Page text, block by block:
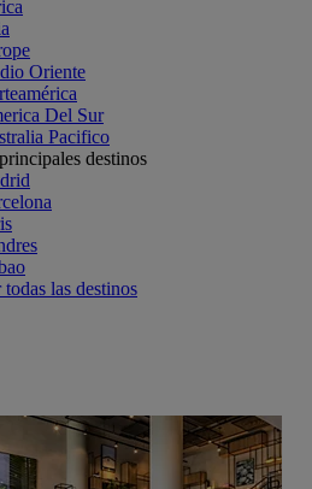
Oriente
Del Sur
Pacifico
destinos
todas las destinos